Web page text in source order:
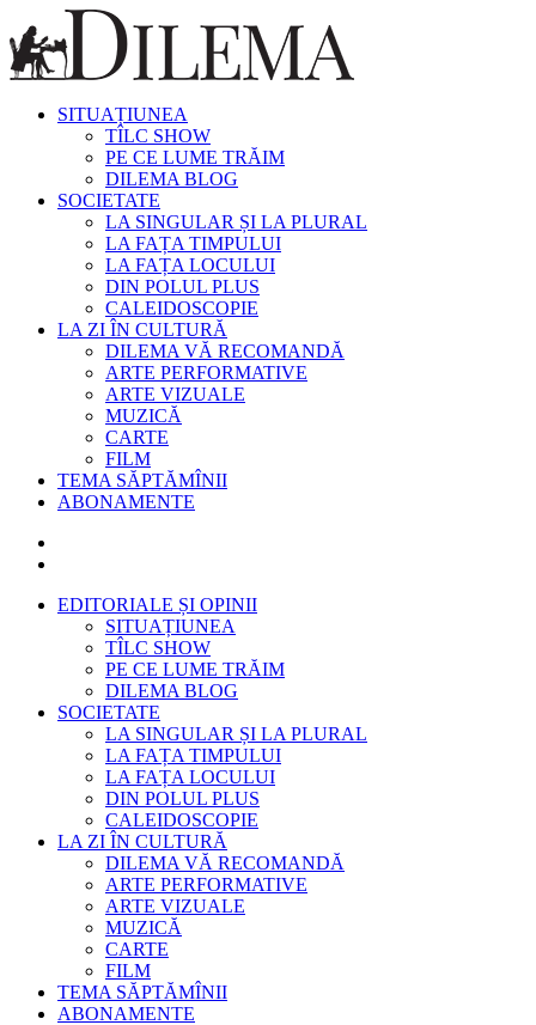
SITUAȚIUNEA
TÎLC SHOW
PE CE LUME TRĂIM
DILEMA BLOG
SOCIETATE
LA SINGULAR ȘI LA PLURAL
LA FAȚA TIMPULUI
LA FAȚA LOCULUI
DIN POLUL PLUS
CALEIDOSCOPIE
LA ZI ÎN CULTURĂ
DILEMA VĂ RECOMANDĂ
ARTE PERFORMATIVE
ARTE VIZUALE
MUZICĂ
CARTE
FILM
TEMA SĂPTĂMÎNII
ABONAMENTE
EDITORIALE ȘI OPINII
SITUAȚIUNEA
TÎLC SHOW
PE CE LUME TRĂIM
DILEMA BLOG
SOCIETATE
LA SINGULAR ȘI LA PLURAL
LA FAȚA TIMPULUI
LA FAȚA LOCULUI
DIN POLUL PLUS
CALEIDOSCOPIE
LA ZI ÎN CULTURĂ
DILEMA VĂ RECOMANDĂ
ARTE PERFORMATIVE
ARTE VIZUALE
MUZICĂ
CARTE
FILM
TEMA SĂPTĂMÎNII
ABONAMENTE